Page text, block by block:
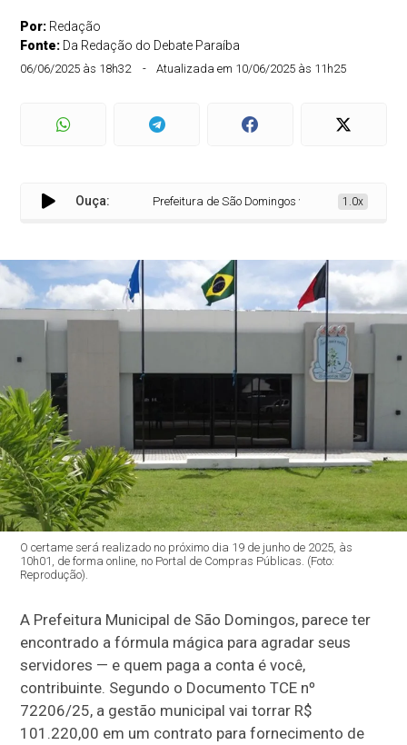
Por: Redação
Fonte: Da Redação do Debate Paraíba
06/06/2025 às 18h32 Atualizada em 10/06/2025 às 11h25
Ouça: Prefeitura de São Domingos vai gastar mais de R$
1.0x
O certame será realizado no próximo dia 19 de junho de 2025, às
10h01, de forma online, no Portal de Compras Públicas. (Foto:
Reprodução).
A Prefeitura Municipal de São Domingos, parece ter
encontrado a fórmula mágica para agradar seus
servidores — e quem paga a conta é você,
contribuinte. Segundo o Documento TCE nº
72206/25, a gestão municipal vai torrar R$
101.220,00 em um contrato para fornecimento de